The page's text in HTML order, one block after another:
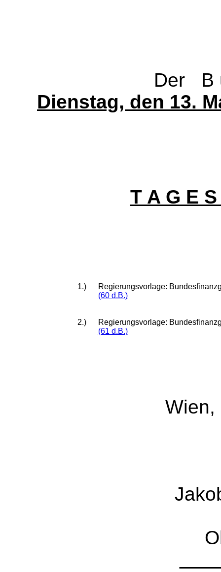
Der B
Dienstag, den 13.
T A G E
1.)
Regierungsvorlage:
(60 d.B.)
2.)
Regierungsvorlage:
(61 d.B.)
Wien,